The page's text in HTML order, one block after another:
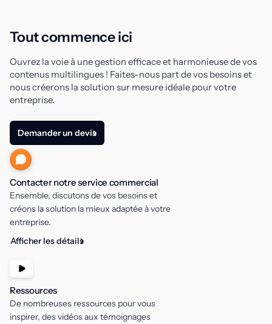
Tout commence ici
Ouvrez la voie à une gestion efficace et harmonieuse de vos
contenus multilingues ! Faites-nous part de vos besoins et
nous créerons la solution sur mesure idéale pour votre
entreprise.
Demander un devis
Contacter notre service commercial
Ensemble, discutons de vos besoins et
créons la solution la mieux adaptée à votre
entreprise.
Afficher les détails
Ressources
De nombreuses ressources pour vous
inspirer, des vidéos aux témoignages